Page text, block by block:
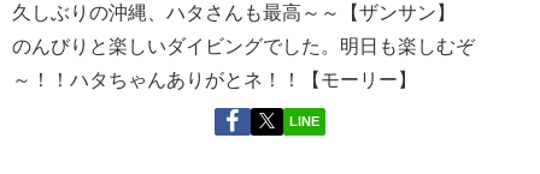
久しぶりの沖縄、ハタさんも最高～～【ザンサン】
のんびりと楽しいダイビングでした。明日も楽しむぞ
～！！ハタちゃんありがとネ！！【モーリー】
LINE